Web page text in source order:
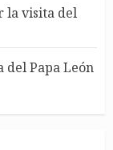
la visita del
del Papa León